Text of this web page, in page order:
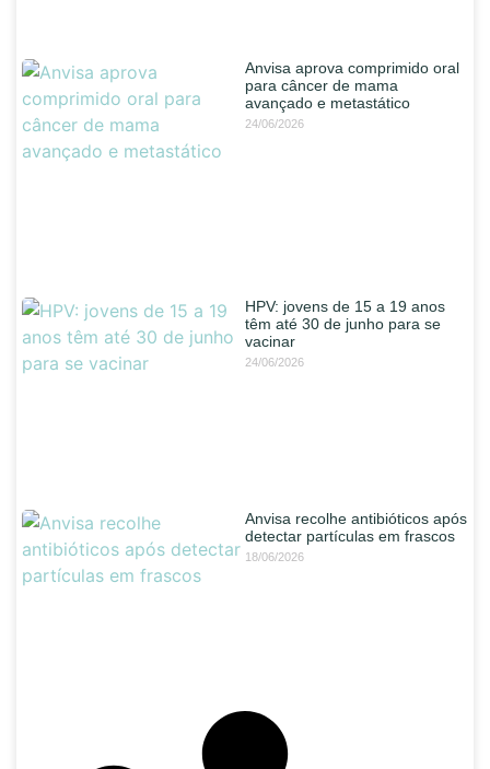
Anvisa aprova comprimido oral
para câncer de mama
avançado e metastático
24/06/2026
HPV: jovens de 15 a 19 anos
têm até 30 de junho para se
vacinar
24/06/2026
Anvisa recolhe antibióticos após
detectar partículas em frascos
18/06/2026